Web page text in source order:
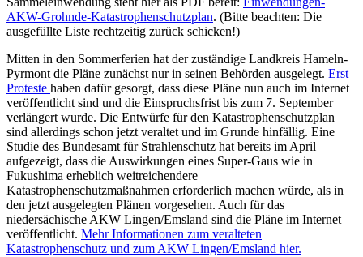
AKW-Grohnde-Katastrophenschutzplan. (Bitte beachten: Die
ausgefüllte Liste rechtzeitig zurück schicken!)
Mitten in den Sommerferien hat der zuständige Landkreis Hameln-
Pyrmont die Pläne zunächst nur in seinen Behörden ausgelegt. Erst
Proteste haben dafür gesorgt, dass diese Pläne nun auch im Internet
veröffentlicht sind und die Einspruchsfrist bis zum 7. September
verlängert wurde. Die Entwürfe für den Katastrophenschutzplan
sind allerdings schon jetzt veraltet und im Grunde hinfällig. Eine
Studie des Bundesamt für Strahlenschutz hat bereits im April
aufgezeigt, dass die Auswirkungen eines Super-Gaus wie in
Fukushima erheblich weitreichendere
Katastrophenschutzmaßnahmen erforderlich machen würde, als in
den jetzt ausgelegten Plänen vorgesehen. Auch für das
niedersächische AKW Lingen/Emsland sind die Pläne im Internet
veröffentlicht. Mehr Informationen zum veralteten
Katastrophenschutz und zum AKW Lingen/Emsland hier.